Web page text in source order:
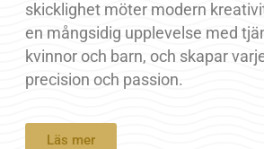
skicklighet möter modern
en mångsidig upplevelse med
kvinnor och barn, och skapar
precision och passion.
Läs mer